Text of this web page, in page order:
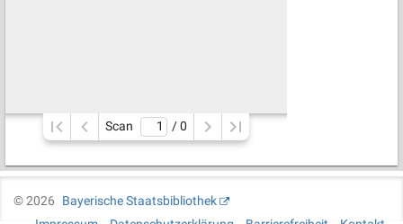
Scan / 0
©2026
Bayerische Staatsbibliothek